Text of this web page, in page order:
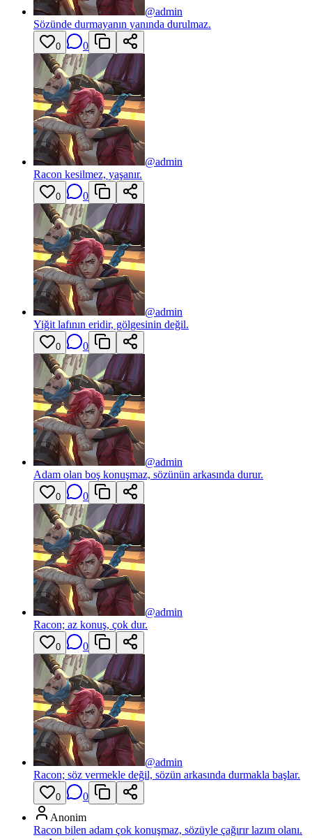
@admin
Sözünde durmayanın yanında durulmaz.
0 0
@admin
Racon kesilmez, yaşanır.
0 0
@admin
Yiğit lafının eridir, gölgesinin değil.
0 0
@admin
Adam olan boş konuşmaz, sözünün arkasında durur.
0 0
@admin
Racon; az konuş, çok dur.
0 0
@admin
Racon; söz vermekle değil, sözün arkasında durmakla başlar.
0
0
Anonim
Racon bilen adam çok konuşmaz, sözüyle çağırır lazım olanı.